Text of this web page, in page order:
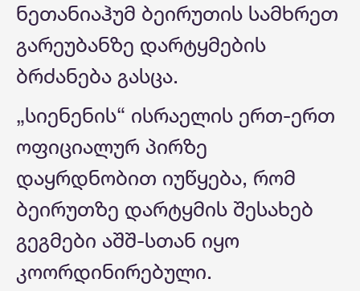
ნეთანიაჰუმ ბეირუთის სამხრეთ
გარეუბანზე დარტყმების
ბრძანება გასცა.
„სიენენის“ ისრაელის ერთ-ერთ
ოფიციალურ პირზე
დაყრდნობით იუწყება, რომ
ბეირუთზე დარტყმის შესახებ
გეგმები აშშ-სთან იყო
კოორდინირებული.